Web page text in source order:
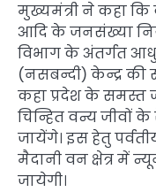
मुख्यमंत्री ने कहा
आदि के जनसंख्या
विभाग के अंतर्गत
(नसबन्दी) केन्द्र की
कहा प्रदेश के समस्त
चिन्हित वन्य जीवों
जायेंगे। इस हेतु
मैदानी वन क्षेत्र में
जायेगी।